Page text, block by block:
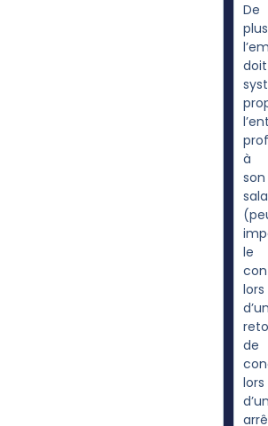
De
doit
à
son
le
lors
de
lors